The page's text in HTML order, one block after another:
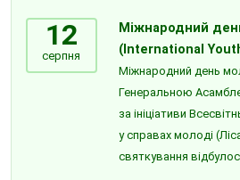
12
серпня
Міжнародний
(International
Міжнародний день
Генеральною
за ініціативи
у справах молоді
святкування